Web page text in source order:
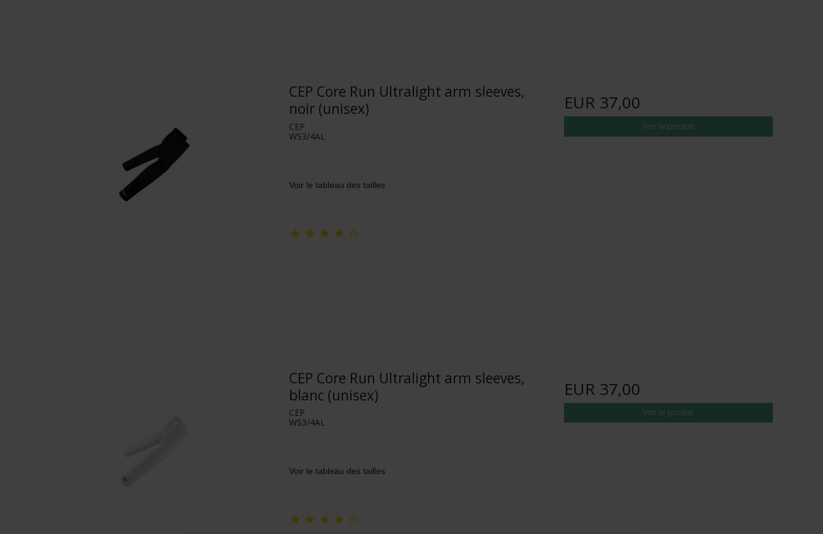
CEP Core Run Ultralight arm sleeves,
noir (unisex)
CEP
WS3/4AL
Voir le tableau des tailles
EUR 37,00
Voir le produit
CEP Core Run Ultralight arm sleeves,
blanc (unisex)
CEP
WS3/4AL
Voir le tableau des tailles
EUR 37,00
Voir le produit